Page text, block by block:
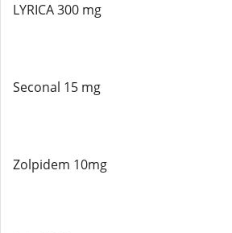
LYRICA 300 mg
Seconal 15 mg
Zolpidem 10mg